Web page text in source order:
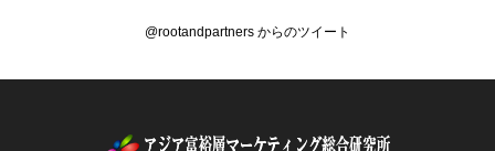
@rootandpartners からのツイート